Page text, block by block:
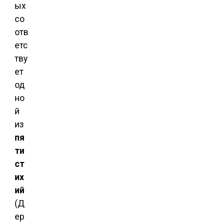
ых
со
отв
етс
тву
ет
од
но
й
из
пя
ти
ст
их
ий
(Д
ер